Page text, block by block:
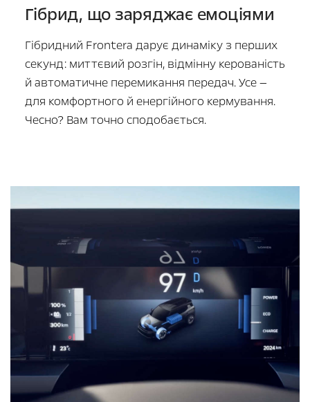
Гібрид, що заряджає емоціями
Гібридний Frontera дарує динаміку з перших
секунд: миттєвий розгін, відмінну керованість
й автоматичне перемикання передач. Усе —
для комфортного й енергійного кермування.
Чесно? Вам точно сподобається.